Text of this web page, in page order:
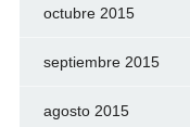
octubre 2015
septiembre 2015
agosto 2015